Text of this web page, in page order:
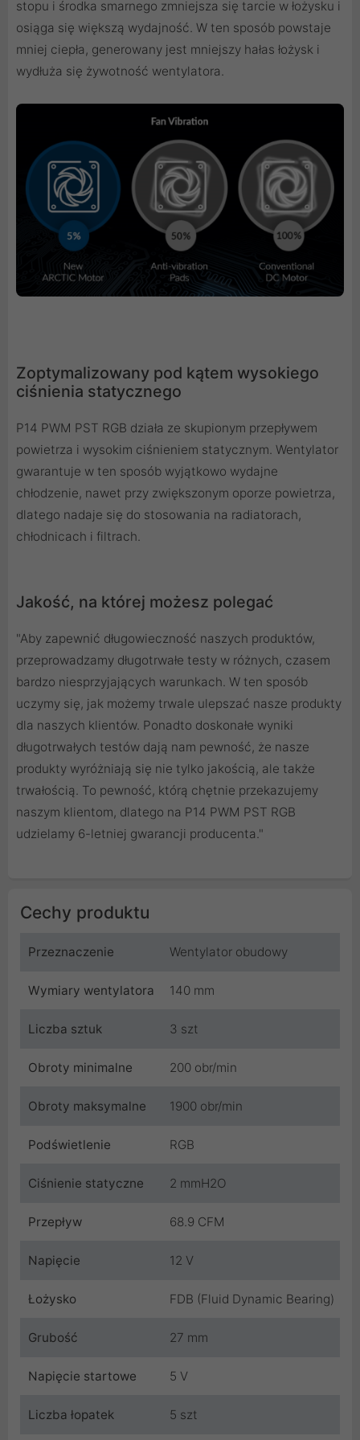
stopu i środka smarnego zmniejsza się tarcie w łożysku i
osiąga się większą wydajność. W ten sposób powstaje
mniej ciepła, generowany jest mniejszy hałas łożysk i
wydłuża się żywotność wentylatora.
Zoptymalizowany pod kątem wysokiego
ciśnienia statycznego
P14 PWM PST RGB działa ze skupionym przepływem
powietrza i wysokim ciśnieniem statycznym. Wentylator
gwarantuje w ten sposób wyjątkowo wydajne
chłodzenie, nawet przy zwiększonym oporze powietrza,
dlatego nadaje się do stosowania na radiatorach,
chłodnicach i filtrach.
Jakość, na której możesz polegać
"Aby zapewnić długowieczność naszych produktów,
przeprowadzamy długotrwałe testy w różnych, czasem
bardzo niesprzyjających warunkach. W ten sposób
uczymy się, jak możemy trwale ulepszać nasze produkty
dla naszych klientów. Ponadto doskonałe wyniki
długotrwałych testów dają nam pewność, że nasze
produkty wyróżniają się nie tylko jakością, ale także
trwałością. To pewność, którą chętnie przekazujemy
naszym klientom, dlatego na P14 PWM PST RGB
udzielamy 6-letniej gwarancji producenta."
Cechy produktu
Przeznaczenie Wentylator obudowy
Wymiary wentylatora 140 mm
Liczba sztuk 3 szt
Obroty minimalne 200 obr/min
Obroty maksymalne 1900 obr/min
Podświetlenie RGB
Ciśnienie statyczne 2 mmH2O
Przepływ 68.9 CFM
Napięcie 12 V
Łożysko FDB (Fluid Dynamic Bearing)
Grubość 27 mm
Napięcie startowe 5 V
Liczba łopatek 5 szt